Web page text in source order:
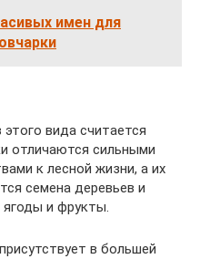
имен для
вида считается
отличаются сильными
к лесной жизни, а их
семена деревьев и
ягоды и фрукты.
в большей